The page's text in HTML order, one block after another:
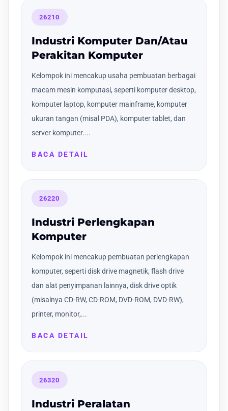
26210
Industri Komputer Dan/Atau
Perakitan Komputer
Kelompok ini mencakup usaha pembuatan berbagai
macam mesin komputasi, seperti komputer desktop,
komputer laptop, komputer mainframe, komputer
ukuran tangan (misal PDA), komputer tablet, dan
server komputer....
BACA DETAIL
26220
Industri Perlengkapan
Komputer
Kelompok ini mencakup pembuatan perlengkapan
komputer, seperti disk drive magnetik, flash drive
dan alat penyimpanan lainnya, disk drive optik
(misalnya CD-RW, CD-ROM, DVD-ROM, DVD-RW),
printer, monitor,...
BACA DETAIL
26320
Industri Peralatan